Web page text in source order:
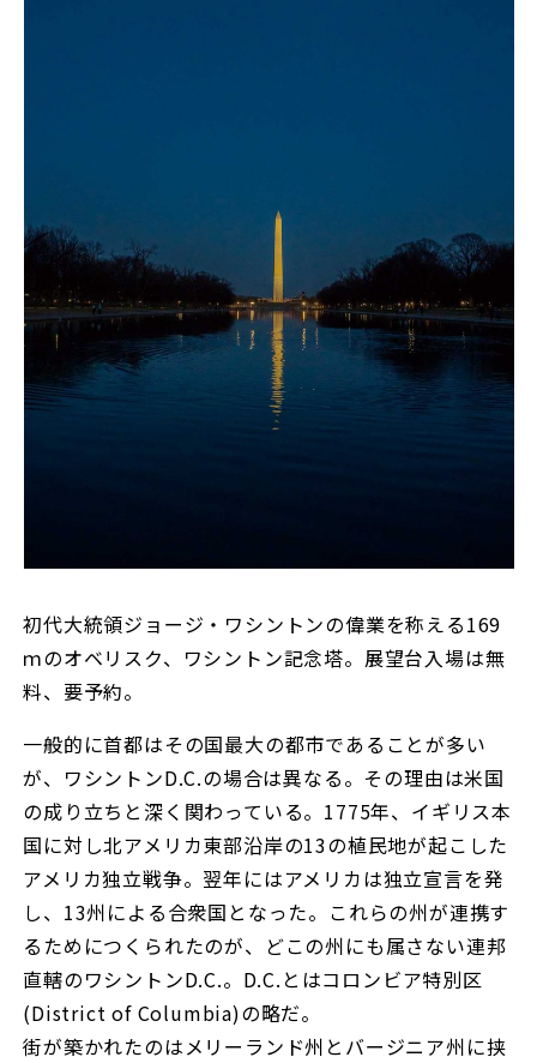
初代大統領ジョージ・ワシントンの偉業を称える169
ｍのオベリスク、ワシントン記念塔。展望台入場は無
料、要予約。
一般的に首都はその国最大の都市であることが多い
が、ワシントンD.C.の場合は異なる。その理由は米国
の成り立ちと深く関わっている。1775年、イギリス本
国に対し北アメリカ東部沿岸の13の植民地が起こした
アメリカ独立戦争。翌年にはアメリカは独立宣言を発
し、13州による合衆国となった。これらの州が連携す
るためにつくられたのが、どこの州にも属さない連邦
直轄のワシントンD.C.。D.C.とはコロンビア特別区
(District of Columbia)の略だ。
街が築かれたのはメリーランド州とバージニア州に挟